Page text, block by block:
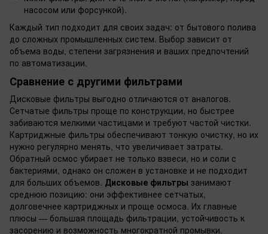
насосом или форсункой).
Каждый тип подходит для своих задач: от бытового полива
до сложных промышленных систем. Выбор зависит от
объема воды, степени загрязнения и ваших предпочтений
по автоматизации.
Сравнение с другими фильтрами
Дисковые фильтры выгодно отличаются от аналогов.
Сетчатые фильтры проще по конструкции, но быстрее
забиваются мелкими частицами и требуют частой чистки.
Картриджные фильтры обеспечивают тонкую очистку, но их
нужно регулярно менять, что увеличивает затраты.
Обратный осмос убирает не только взвеси, но и соли с
бактериями, однако он сложен в установке и не подходит
для больших объемов. Дисковые фильтры занимают
среднюю позицию: они эффективнее сетчатых,
долговечнее картриджных и проще осмоса. Их главные
плюсы — большая площадь фильтрации, устойчивость к
засорению и возможность многократной промывки.